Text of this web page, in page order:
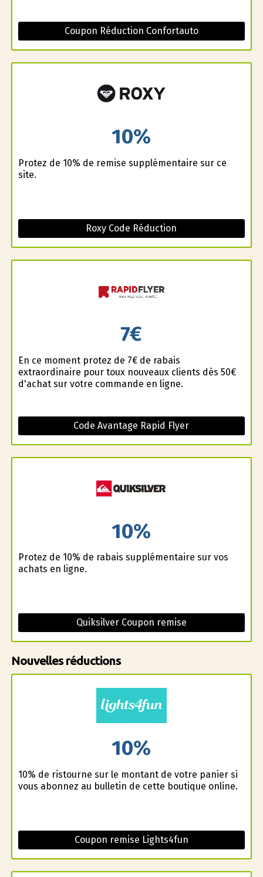
Coupon Réduction Confortauto
10%
Profitez de 10% de remise supplémentaire sur ce
site.
Roxy Code Réduction
7€
En ce moment profitez de 7€ de rabais
extraordinaire pour toux nouveaux clients dès 50€
d'achat sur votre commande en ligne.
Code Avantage Rapid Flyer
10%
Profitez de 10% de rabais supplémentaire sur vos
achats en ligne.
Quiksilver Coupon remise
Nouvelles réductions
10%
10% de ristourne sur le montant de votre panier si
vous abonnez au bulletin de cette boutique online.
Coupon remise Lights4fun